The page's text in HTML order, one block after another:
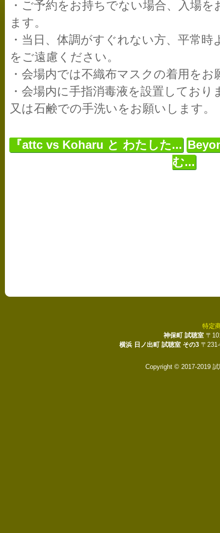
・ご予約をお持ちでない場合、入場
ます。
・当日、体調がすぐれない方、平常
をご遠慮ください。
・会場内では不織布マスクの着用をお
・会場内に手指消毒液を設置してお
又は石鹸での手洗いをお願いします。
『attc vs Koharu と わたした...
む...
特定
神保町 試聴室 〒
横浜 日ノ出町 試聴室 その3 〒
Copyright © 2017-2019